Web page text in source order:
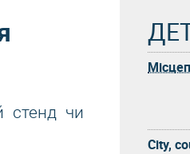
стенд чи
City,